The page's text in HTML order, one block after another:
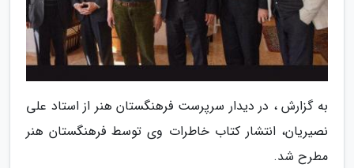
به گزارش ، در دیدار سرپرست فرهنگستان هنر از استاد علی
نصیریان، انتشار کتاب خاطرات وی توسط فرهنگستان هنر
مطرح شد.